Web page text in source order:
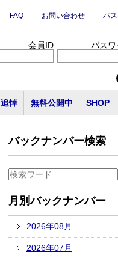
FAQ お問い合わせ パ
会員ID パスワ
追悼 無料公開中 SHOP
バックナンバー検索
月別バックナンバー
2026年08月
2026年07月